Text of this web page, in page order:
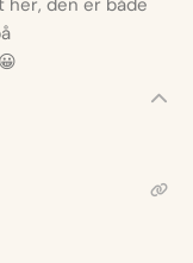
😀